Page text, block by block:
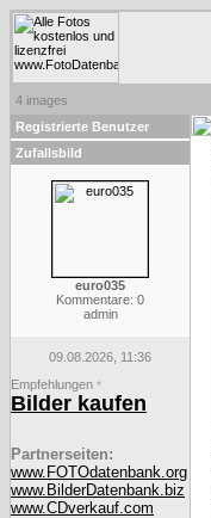
4 images
Registrierte Benutzer
Zufallsbild
euro035
Kommentare: 0
admin
09.08.2026, 11:36
Empfehlungen *
Bilder kaufen
Partnerseiten:
www.FOTOdatenbank.org
www.BilderDatenbank.biz
www.CDverkauf.com